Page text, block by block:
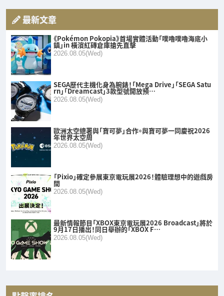
最新文章
《Pokémon Pokopia》首場實體活動「噗嚕噗嚕海底小
鎮」in 橫濱紅磚倉庫搶先直擊
2026.08.05(Wed)
SEGA歷代主機化身為腕錶！「Mega Drive」「SEGA Satu
rn」「Dreamcast」3款型號開放預…
2026.08.05(Wed)
歐洲太空總署與「寶可夢」合作。與寶可夢一同慶祝2026
年世界太空周
2026.08.05(Wed)
「Pixio」確定參展東京電玩展2026！體驗理想中的遊戲房
間
2026.08.05(Wed)
最新情報節目「XBOX東京電玩展2026 Broadcast」將於
9月17日播出！同日舉辦的「XBOX F…
2026.08.05(Wed)